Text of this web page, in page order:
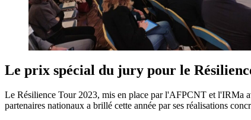
Le prix spécial du jury pour le
Le Résilience Tour 2023, mis en place par l'AFPCNT et l'IRMa
partenaires nationaux a brillé cette année par ses réalisations